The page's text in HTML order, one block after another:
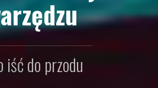
iść do przodu